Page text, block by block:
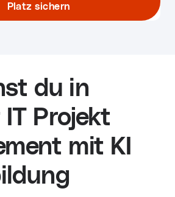
Platz sichern
du in
Projekt
mit KI